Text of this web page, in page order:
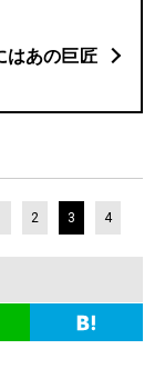
はあの巨匠
2 3 4